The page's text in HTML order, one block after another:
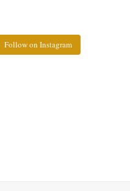
Follow on Instagram